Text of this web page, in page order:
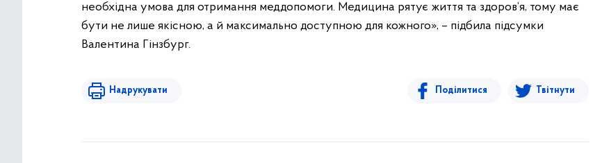
необхідна умова для отримання меддопомоги. Медицина рятує життя та здоров’я, тому має
бути не лише якісною, а й максимально доступною для кожного», – підбила підсумки
Валентина Гінзбург.
Надрукувати Поділитися Твітнути